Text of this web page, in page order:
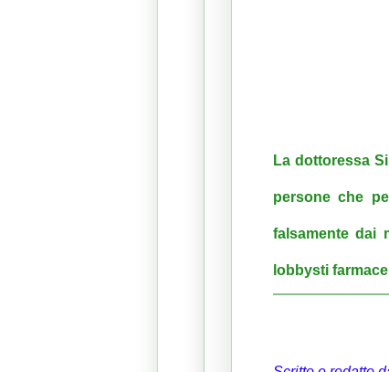
La dottoressa
persone che
falsamente dai
lobbysti